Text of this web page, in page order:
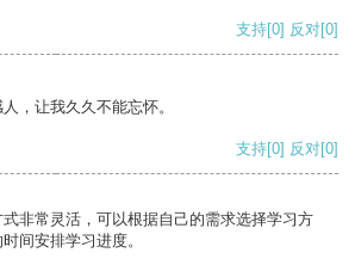
支持[0] 反对[0]
，让我久久不能忘怀。
支持[0] 反对[0]
非常灵活，可以根据自己的需求选择学习方
间安排学习进度。